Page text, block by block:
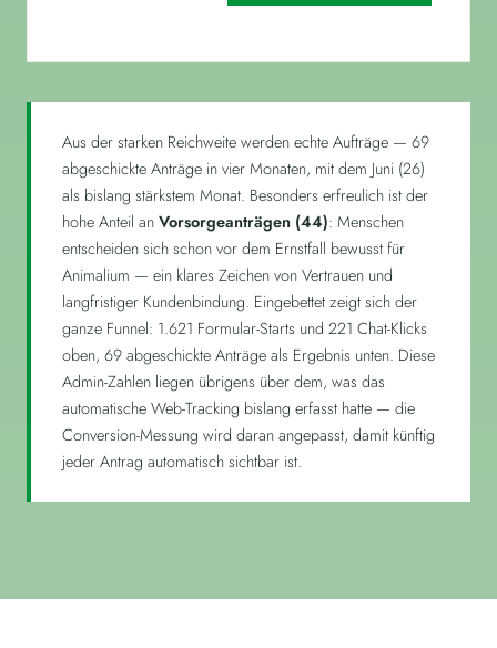
Aus der starken Reichweite werden echte Aufträge — 69
abgeschickte Anträge in vier Monaten, mit dem Juni (26)
als bislang stärkstem Monat. Besonders erfreulich ist der
hohe Anteil anVorsorgeanträgen (44): Menschen
entscheiden sich schon vor dem Ernstfall bewusst für
Animalium — ein klares Zeichen von Vertrauen und
langfristiger Kundenbindung. Eingebettet zeigt sich der
ganze Funnel: 1.621 Formular-Starts und 221 Chat-Klicks
oben, 69 abgeschickte Anträge als Ergebnis unten. Diese
Admin-Zahlen liegen übrigens über dem, was das
automatische Web-Tracking bislang erfasst hatte — die
Conversion-Messung wird daran angepasst, damit künftig
jeder Antrag automatisch sichtbar ist.